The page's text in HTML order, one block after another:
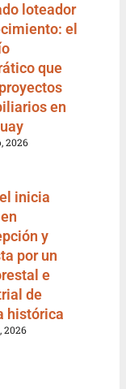
loteador
el
que
en
2026
inicia
y
por un
e
de
histórica
2026